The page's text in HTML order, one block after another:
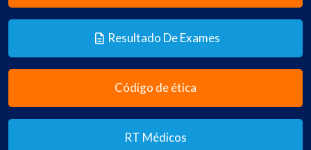
Resultado De Exames
Código de ética
RT Médicos